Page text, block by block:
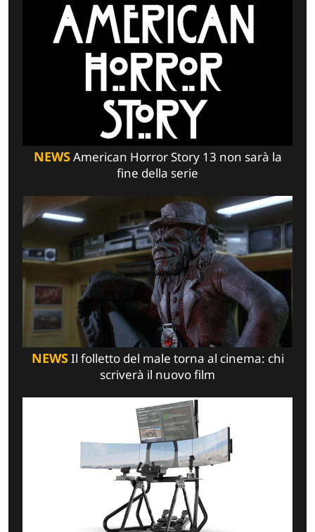
NEWSAmerican Horror Story 13 non sarà la
fine della serie
NEWSIl folletto del male torna al cinema: chi
scriverà il nuovo film